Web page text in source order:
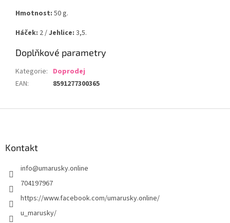
Hmotnost: 50 g.
Háček: 2 /Jehlice: 3,5.
Doplňkové parametry
Kategorie: Doprodej
EAN: 8591277300365
Kontakt
info@umarusky.online
704197967
https://www.facebook.com/umarusky.online/
u_marusky/